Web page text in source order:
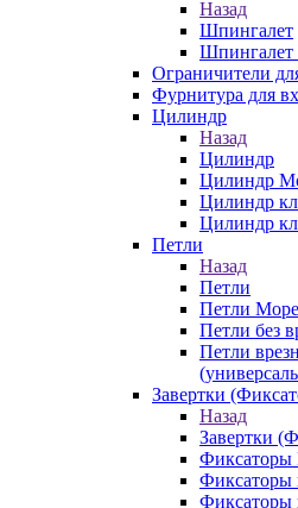
Назад
Шпингалет
Шпингалет
Ограничители
Фурнитура для
Цилиндр
Назад
Цилиндр
Цилиндр
Цилиндр
Цилиндр
Петли
Назад
Петли
Петли
Петли без
Петли
Завертки
Назад
Завертки
Фиксаторы
Фиксаторы
Фиксаторы